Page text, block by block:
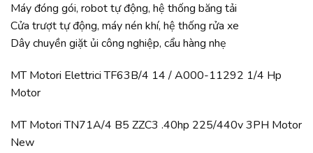
Máy đóng gói, robot tự động, hệ thống băng tải
Cửa trượt tự động, máy nén khí, hệ thống rửa xe
Dây chuyền giặt ủi công nghiệp, cẩu hàng nhẹ
MT Motori Elettrici TF63B/4 14 / A000-11292 1/4 Hp
Motor
MT Motori TN71A/4 B5 ZZC3 .40hp 225/440v 3PH Motor
New